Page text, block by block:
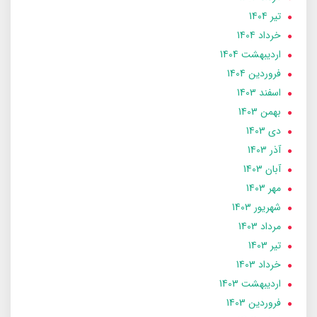
تير 1404
خرداد 1404
ارديبهشت 1404
فروردین 1404
اسفند 1403
بهمن 1403
دی 1403
آذر 1403
آبان 1403
مهر 1403
شهریور 1403
مرداد 1403
تير 1403
خرداد 1403
ارديبهشت 1403
فروردین 1403